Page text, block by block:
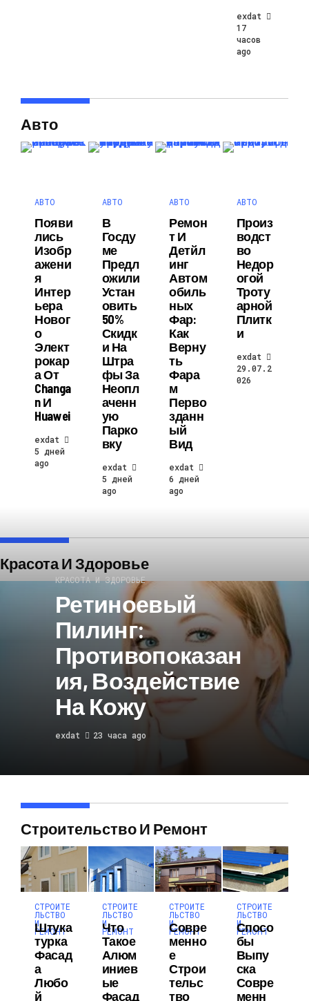
exdat
17
часов
ago
Авто
АВТО
Появи
Лись
Изобр
Ажени
Я
Интер
Ьера
Новог
О
Элект
Рокар
А От
Changa
N И
Huawei
exdat
5 дней
ago
АВТО
В
Госду
Ме
Предл
Ожили
Устан
Овить
50%
Скидк
И На
Штра
Фы За
Неопл
Аченн
Ую
Парко
Вку
exdat
5 дней
ago
АВТО
Ремон
Т И
Детйл
Инг
Автом
Обиль
Ных
Фар:
Как
Верну
Ть
Фара
М
Перво
Зданн
Ый
Вид
exdat
6 дней
ago
АВТО
Произ
Водст
Во
Недор
Огой
Троту
Арной
Плитк
И
exdat
29.07.2
026
Красота И Здоровье
КРАСОТА И ЗДОРОВЬЕ
Ретиноевый
Пилинг:
Противопоказан
Ия, Воздействие
На Кожу
exdat 23 часа ago
Строительство И Ремонт
СТРОИТЕ
ЛЬСТВО
И
РЕМОНТ
Штука
Турка
Фасад
А
Любо
Й
СТРОИТЕ
ЛЬСТВО
И
РЕМОНТ
Что
Такое
Алюм
Иниев
Ые
Фасад
СТРОИТЕ
ЛЬСТВО
И
РЕМОНТ
Совре
Менно
Е
Строи
Тельс
Тво
СТРОИТЕ
ЛЬСТВО
И
РЕМОНТ
Спосо
Бы
Выпу
Ска
Совре
Менн